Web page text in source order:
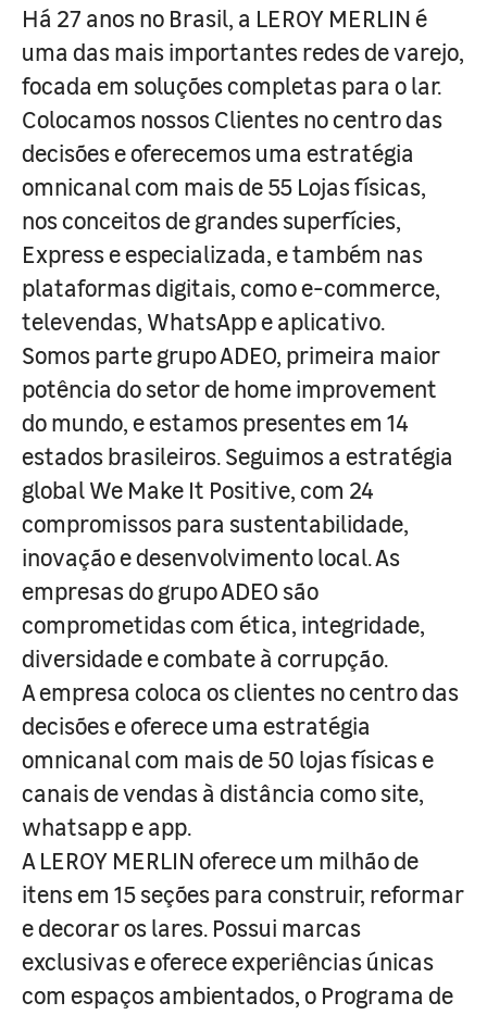
Há 27 anos no Brasil, a LEROY MERLIN é
uma das mais importantes redes de varejo,
focada em soluções completas para o lar.
Colocamos nossos Clientes no centro das
decisões e oferecemos uma estratégia
omnicanal com mais de 55 Lojas físicas,
nos conceitos de grandes superfícies,
Express e especializada, e também nas
plataformas digitais, como e-commerce,
televendas, WhatsApp e aplicativo.
Somos parte grupo ADEO, primeira maior
potência do setor de home improvement
do mundo, e estamos presentes em 14
estados brasileiros. Seguimos a estratégia
global We Make It Positive, com 24
compromissos para sustentabilidade,
inovação e desenvolvimento local. As
empresas do grupo ADEO são
comprometidas com ética, integridade,
diversidade e combate à corrupção.
A empresa coloca os clientes no centro das
decisões e oferece uma estratégia
omnicanal com mais de 50 lojas físicas e
canais de vendas à distância como site,
whatsapp e app.
A LEROY MERLIN oferece um milhão de
itens em 15 seções para construir, reformar
e decorar os lares. Possui marcas
exclusivas e oferece experiências únicas
com espaços ambientados, o Programa de